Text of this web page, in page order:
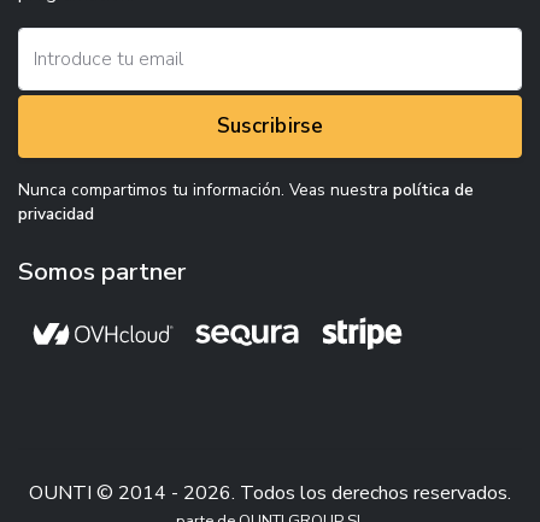
Suscribirse
Nunca compartimos tu información. Veas nuestra política de
privacidad
Somos partner
OUNTI © 2014 - 2026. Todos los derechos reservados.